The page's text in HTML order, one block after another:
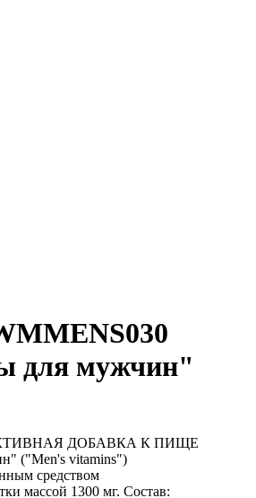
для мужчин"
ДОБАВКА К ПИЩЕ
("Men's vitamins")
средством
массой 1300 мг. Состав: